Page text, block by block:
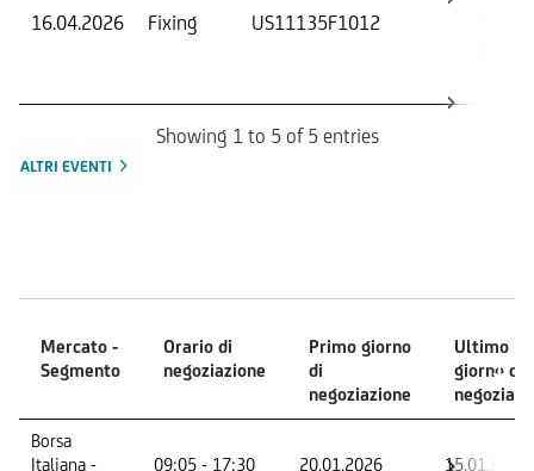
16.04.2026
Fixing US11135F1012
Showing 1 to 5 of 5 entries
ALTRI EVENTI
Mercato -
Segmento
Orario di
negoziazione
Primo giorno
di
negoziazione
Ultimo
giorno di
Segmento
negoziazione
di
giorno di
Borsa
Italiana -
09:05 - 17:30 20.01.2026 15.01.2029